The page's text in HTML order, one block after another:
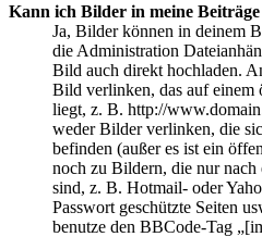
Kann ich Bilder in meine Beiträge
Ja, Bilder können in deinem
die Administration
Bild auch direkt hochladen.
Bild verlinken, das auf einem
liegt, z. B. http://
weder Bilder verlinken, die
befinden (außer es ist ein
noch zu Bildern, die nur
sind, z. B. Hotmail- oder
Passwort geschützte Seiten
benutze den BBCode-Tag